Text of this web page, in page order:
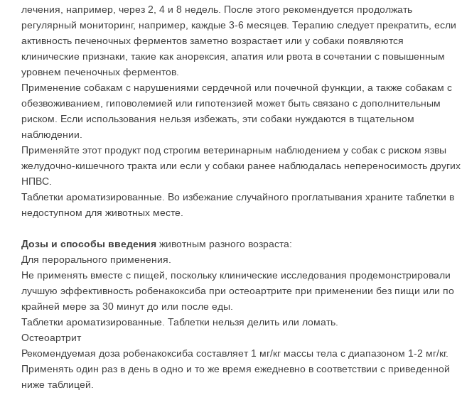
лечения, например, через 2, 4 и 8 недель. После этого рекомендуется продолжать
регулярный мониторинг, например, каждые 3-6 месяцев. Терапию следует прекратить, если
активность печеночных ферментов заметно возрастает или у собаки появляются
клинические признаки, такие как анорексия, апатия или рвота в сочетании с повышенным
уровнем печеночных ферментов.
Применение собакам с нарушениями сердечной или почечной функции, а также собакам с
обезвоживанием, гиповолемией или гипотензией может быть связано с дополнительным
риском. Если использования нельзя избежать, эти собаки нуждаются в тщательном
наблюдении.
Применяйте этот продукт под строгим ветеринарным наблюдением у собак с риском язвы
желудочно-кишечного тракта или если у собаки ранее наблюдалась непереносимость других
НПВС.
Таблетки ароматизированные. Во избежание случайного проглатывания храните таблетки в
недоступном для животных месте.
Дозы и способы введения животным разного возраста:
Для перорального применения.
Не применять вместе с пищей, поскольку клинические исследования продемонстрировали
лучшую эффективность робенакоксиба при остеоартрите при применении без пищи или по
крайней мере за 30 минут до или после еды.
Таблетки ароматизированные. Таблетки нельзя делить или ломать.
Остеоартрит
Рекомендуемая доза робенакоксиба составляет 1 мг/кг массы тела с диапазоном 1-2 мг/кг.
Применять один раз в день в одно и то же время ежедневно в соответствии с приведенной
ниже таблицей.